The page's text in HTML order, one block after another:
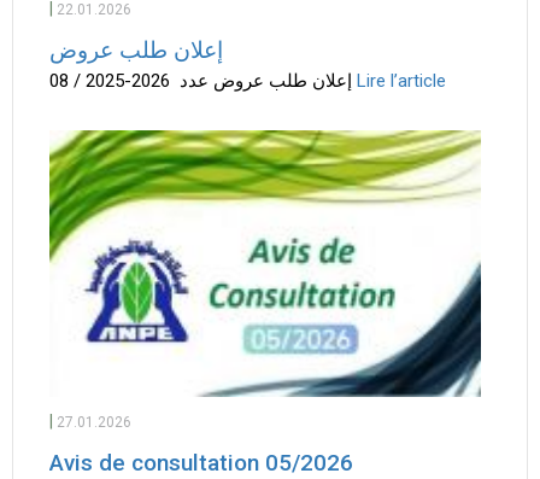
22.01.2026
إعلان طلب عروض
Lire l’article
27.01.2026
Avis de consultation 05/2026